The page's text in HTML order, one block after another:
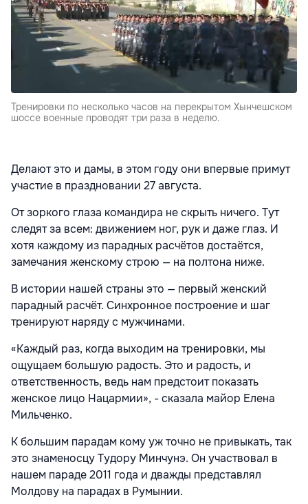
Тренировки по несколько часов на перекрытом Хынчешском
шоссе военные проводят три раза в неделю.
Делают это и дамы, в этом году они впервые примут
участие в праздновании 27 августа.
От зоркого глаза командира не скрыть ничего. Тут
следят за всем: движением ног, рук и даже глаз. И
хотя каждому из парадных расчётов достаётся,
замечания женскому строю — на полтона ниже.
В истории нашей страны это — первый женский
парадный расчёт. Синхронное построение и шаг
тренируют наряду с мужчинами.
«Каждый раз, когда выходим на тренировки, мы
ощущаем большую радость. Это и радость, и
ответственность, ведь нам предстоит показать
женское лицо Нацармии», - сказала майор Елена
Мильченко.
К большим парадам кому уж точно не привыкать, так
это знаменосцу Тудору Минчунэ. Он участвовал в
нашем параде 2011 года и дважды представлял
Молдову на парадах в Румынии.